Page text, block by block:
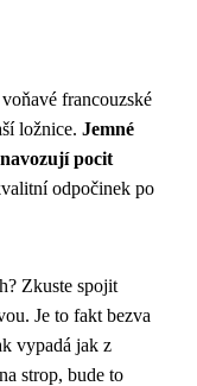
francouzské
ložnice. Jemné
pocit
odpočinek po
Zkuste spojit
Je to fakt bezva
vypadá jak z
strop, bude to